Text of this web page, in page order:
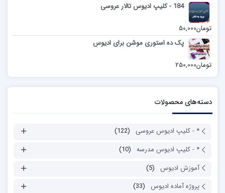
184 - کلیپ ادیوس تالار عروسی
تومان50,000
پک ده استوری موشن برای ادیوس
تومان250,000
دسته‌های محصولات
* - کلیپ ادیوس عروسی
(122)
* - کلیپ ادیوس مدرسه (10)
آموزش ادیوس
(5)
پروژه آماده ادیوس
(33)